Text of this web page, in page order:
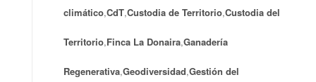
climático,CdT,Custodia de Territorio,Custodia del
Territorio,Finca La Donaira,Ganadería
Regenerativa,Geodiversidad,Gestión del